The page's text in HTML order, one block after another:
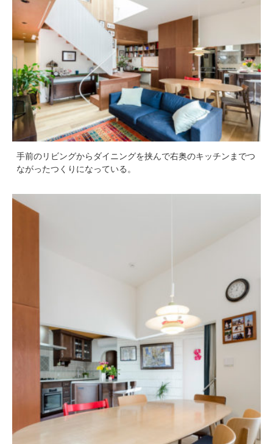
手前のリビングからダイニングを挟んで右奥のキッチンまでつ
ながったつくりになっている。